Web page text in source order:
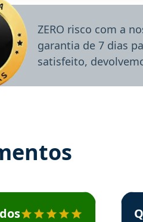
ZERO risco com a
garantia de 7 dias
satisfeito,
recomenda o Aprova Concursos